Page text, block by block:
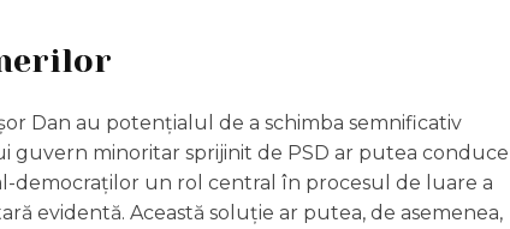
Dan au potențialul de a schimba semnificativ
guvern minoritar sprijinit de PSD ar putea conduce
democraților un rol central în procesul de luare a
evidentă. Această soluție ar putea, de asemenea,